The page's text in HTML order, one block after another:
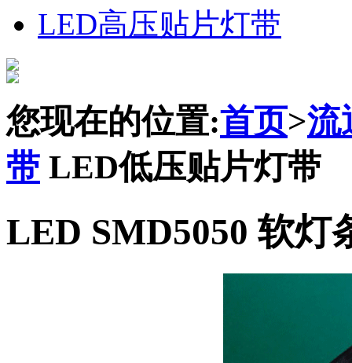
LED高压贴片灯带
您现在的位置:首页>流
带 LED低压贴片灯带
LED SMD5050 软灯